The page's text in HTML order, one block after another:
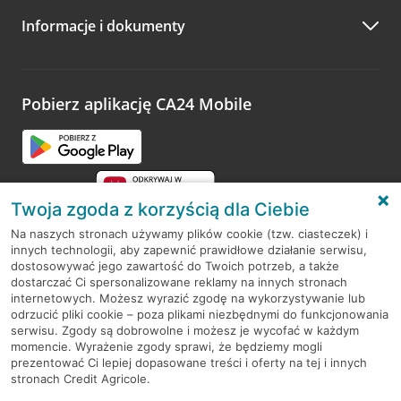
Zachęcamy do podzielenia się z nami opinią o wizycie.
opinie.
Informacje i dokumenty
Pobierz aplikację CA24 Mobile
RODO
Regulamin serwisu
Mapa serwisu
PolitykaCookies
Twoja zgoda z korzyścią dla Ciebie
Na naszych stronach używamy plików cookie (tzw. ciasteczek) i
innych technologii, aby zapewnić prawidłowe działanie serwisu,
dostosowywać jego zawartość do Twoich potrzeb, a także
dostarczać Ci spersonalizowane reklamy na innych stronach
internetowych. Możesz wyrazić zgodę na wykorzystywanie lub
odrzucić pliki cookie – poza plikami niezbędnymi do funkcjonowania
serwisu. Zgody są dobrowolne i możesz je wycofać w każdym
momencie. Wyrażenie zgody sprawi, że będziemy mogli
prezentować Ci lepiej dopasowane treści i oferty na tej i innych
stronach Credit Agricole.